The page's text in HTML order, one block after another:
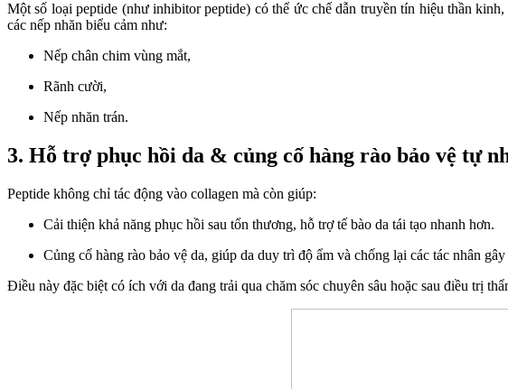
Một số loại peptide (như inhibitor peptide) có thể ức chế dẫn truyền tín hiệu thần
các nếp nhăn biểu cảm như:
Nếp chân chim vùng mắt,
Rãnh cười,
Nếp nhăn trán.
3. Hỗ trợ phục hồi da & củng cố hàng rào bảo vệ tự
Peptide không chỉ tác động vào collagen mà còn giúp:
Cải thiện khả năng phục hồi sau tổn thương, hỗ trợ tế bào da tái tạo nhanh hơn.
Củng cố hàng rào bảo vệ da, giúp da duy trì độ ẩm và chống lại các tác nhân
Điều này đặc biệt có ích với da đang trải qua chăm sóc chuyên sâu hoặc sau điều trị